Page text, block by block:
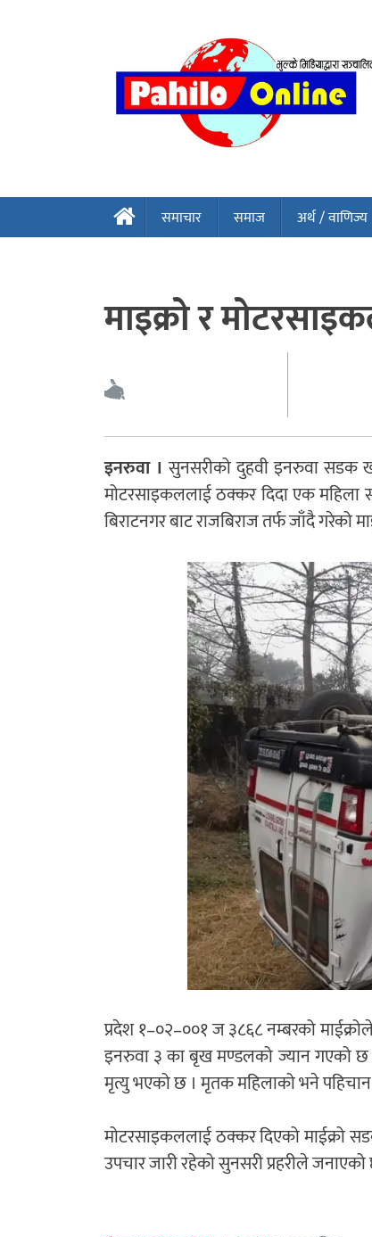
समाचार समाज अर्थ / वाणिज्य
माइक्रो र
इनरुवा । सुनसरीको दुहवी इनरुवा सडक
मोटरसाइकललाई ठक्कर दिदा एक महिला
बिराटनगर बाट राजबिराज तर्फ जाँदै गरेको
प्रदेश १–०२–००१ ज ३८६८ नम्बरको
इनरुवा ३ का बृख मण्डलको ज्यान गएको छ
मृत्यु भएको छ । मृतक महिलाको भने पहिचान
मोटरसाइकललाई ठक्कर दिएको माईक्रो
उपचार जारी रहेको सुनसरी प्रहरीले जनाएको